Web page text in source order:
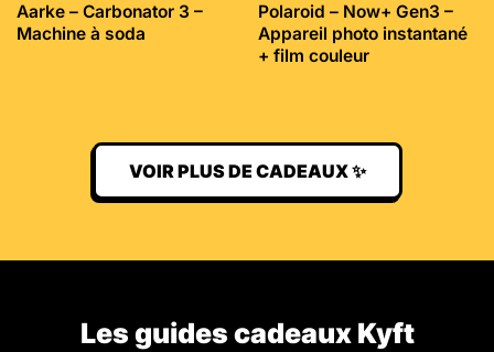
Aarke – Carbonator 3 –
Machine à soda
Polaroid – Now+ Gen3 –
Appareil photo instantané
+ film couleur
VOIR PLUS DE CADEAUX ✨
Les guides cadeaux Kyft​